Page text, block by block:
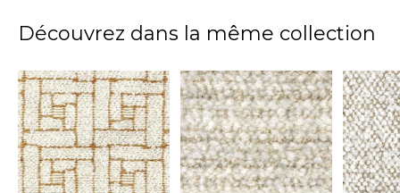
Découvrez dans la même collection